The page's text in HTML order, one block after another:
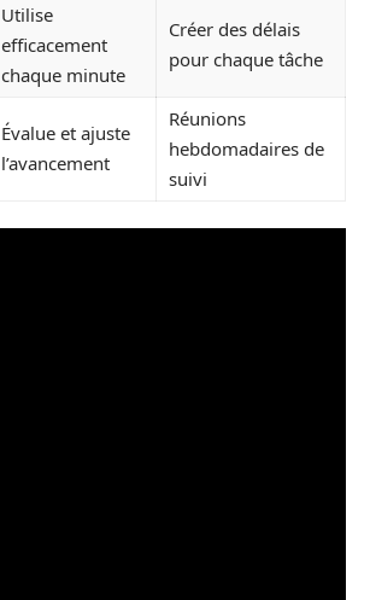
Utilise
efficacement
chaque minute
Créer des délais
pour chaque tâche
Évalue et ajuste
l’avancement
Réunions
hebdomadaires de
suivi